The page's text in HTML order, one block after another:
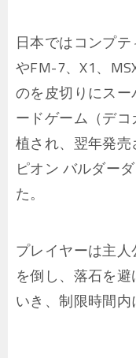
日本ではコンプ
やFM-7、X1、
のを皮切りにス
ードゲーム（デ
植され、翌年発
ピオン バルダー
た。
プレイヤーは主
を倒し、落石を
いき、制限時間内